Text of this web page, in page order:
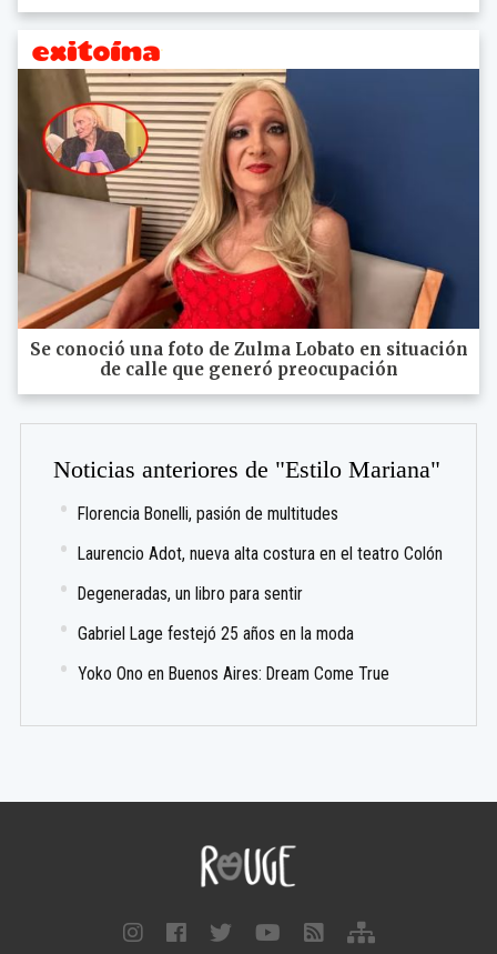
Se conoció una foto de Zulma Lobato en situación
de calle que generó preocupación
Noticias anteriores de "Estilo Mariana"
Florencia Bonelli, pasión de multitudes
Laurencio Adot, nueva alta costura en el teatro Colón
Degeneradas, un libro para sentir
Gabriel Lage festejó 25 años en la moda
Yoko Ono en Buenos Aires: Dream Come True